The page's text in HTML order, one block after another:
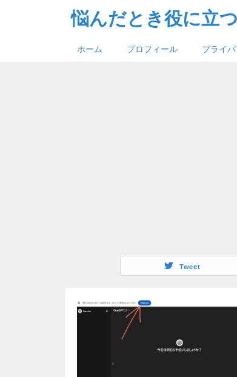
悩んだとき役に立つ
ホーム プロフィール プライ
Tweet